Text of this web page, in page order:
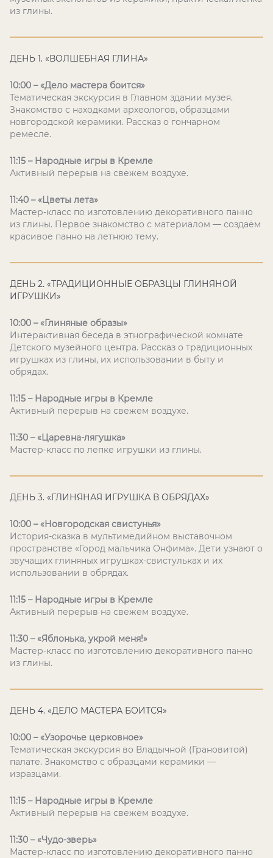
из глины.
ДЕНЬ 1. «ВОЛШЕБНАЯ ГЛИНА»
10:00 – «Дело мастера боится»
Тематическая экскурсия в Главном здании музея.
Знакомство с находками археологов, образцами
новгородской керамики. Рассказ о гончарном
ремесле.
11:15 – Народные игры в Кремле
Активный перерыв на свежем воздухе.
11:40 – «Цветы лета»
Мастер-класс по изготовлению декоративного панно
из глины. Первое знакомство с материалом — создаём
красивое панно на летнюю тему.
ДЕНЬ 2. «ТРАДИЦИОННЫЕ ОБРАЗЦЫ ГЛИНЯНОЙ
ИГРУШКИ»
10:00 – «Глиняные образы»
Интерактивная беседа в этнографической комнате
Детского музейного центра. Рассказ о традиционных
игрушках из глины, их использовании в быту и
обрядах.
11:15 – Народные игры в Кремле
Активный перерыв на свежем воздухе.
11:30 – «Царевна-лягушка»
Мастер-класс по лепке игрушки из глины.
ДЕНЬ 3. «ГЛИНЯНАЯ ИГРУШКА В ОБРЯДАХ»
10:00 – «Новгородская свистунья»
История-сказка в мультимедийном выставочном
пространстве «Город мальчика Онфима». Дети узнают о
звучащих глиняных игрушках-свистульках и их
использовании в обрядах.
11:15 – Народные игры в Кремле
Активный перерыв на свежем воздухе.
11:30 – «Яблонька, укрой меня!»
Мастер-класс по изготовлению декоративного панно
из глины.
ДЕНЬ 4. «ДЕЛО МАСТЕРА БОИТСЯ»
10:00 – «Узорочье церковное»
Тематическая экскурсия во Владычной (Грановитой)
палате. Знакомство с образцами керамики —
изразцами.
11:15 – Народные игры в Кремле
Активный перерыв на свежем воздухе.
11:30 – «Чудо-зверь»
Мастер-класс по изготовлению декоративного панно